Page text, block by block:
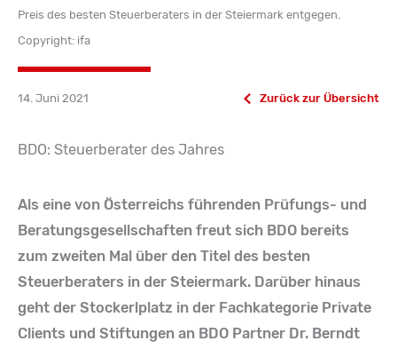
Preis des besten Steuerberaters in der Steiermark entgegen.
Copyright: ifa
14. Juni 2021 Zurück zur Übersicht
BDO: Steuerberater des Jahres
Als eine von Österreichs führenden Prüfungs- und
Beratungsgesellschaften freut sich BDO bereits
zum zweiten Mal über den Titel des besten
Steuerberaters in der Steiermark. Darüber hinaus
geht der Stockerlplatz in der Fachkategorie Private
Clients und Stiftungen an BDO Partner Dr. Berndt